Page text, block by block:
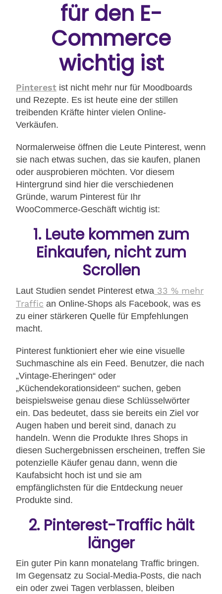
für den E-
Commerce
wichtig ist
Pinterest ist nicht mehr nur für Moodboards
und Rezepte. Es ist heute eine der stillen
treibenden Kräfte hinter vielen Online-
Verkäufen.
Normalerweise öffnen die Leute Pinterest, wenn
sie nach etwas suchen, das sie kaufen, planen
oder ausprobieren möchten. Vor diesem
Hintergrund sind hier die verschiedenen
Gründe, warum Pinterest für Ihr
WooCommerce-Geschäft wichtig ist:
1. Leute kommen zum
Einkaufen, nicht zum
Scrollen
Laut Studien sendet Pinterest etwa 33 % mehr
Traffic an Online-Shops als Facebook, was es
zu einer stärkeren Quelle für Empfehlungen
macht.
Pinterest funktioniert eher wie eine visuelle
Suchmaschine als ein Feed. Benutzer, die nach
„Vintage-Eheringen“ oder
„Küchendekorationsideen“ suchen, geben
beispielsweise genau diese Schlüsselwörter
ein. Das bedeutet, dass sie bereits ein Ziel vor
Augen haben und bereit sind, danach zu
handeln. Wenn die Produkte Ihres Shops in
diesen Suchergebnissen erscheinen, treffen Sie
potenzielle Käufer genau dann, wenn die
Kaufabsicht hoch ist und sie am
empfänglichsten für die Entdeckung neuer
Produkte sind.
2. Pinterest-Traffic hält
länger
Ein guter Pin kann monatelang Traffic bringen.
Im Gegensatz zu Social-Media-Posts, die nach
ein oder zwei Tagen verblassen, bleiben